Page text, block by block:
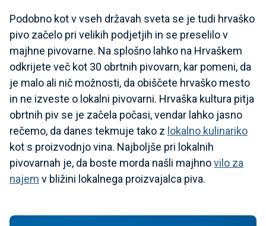
Podobno kot v vseh državah sveta se je tudi hrvaško
pivo začelo pri velikih podjetjih in se preselilo v
majhne pivovarne. Na splošno lahko na Hrvaškem
odkrijete več kot 30 obrtnih pivovarn, kar pomeni, da
je malo ali nič možnosti, da obiščete hrvaško mesto
in ne izveste o lokalni pivovarni. Hrvaška kultura pitja
obrtnih piv se je začela počasi, vendar lahko jasno
rečemo, da danes tekmuje tako z lokalno kulinariko
kot s proizvodnjo vina. Najboljše pri lokalnih
pivovarnah je, da boste morda našli majhnovilo za
najem v bližini lokalnega proizvajalca piva.